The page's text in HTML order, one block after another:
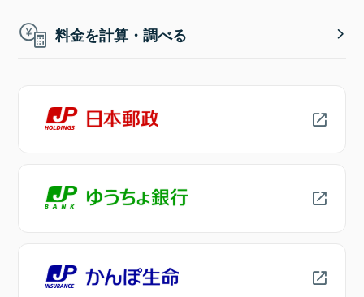
料金を計算・調べる